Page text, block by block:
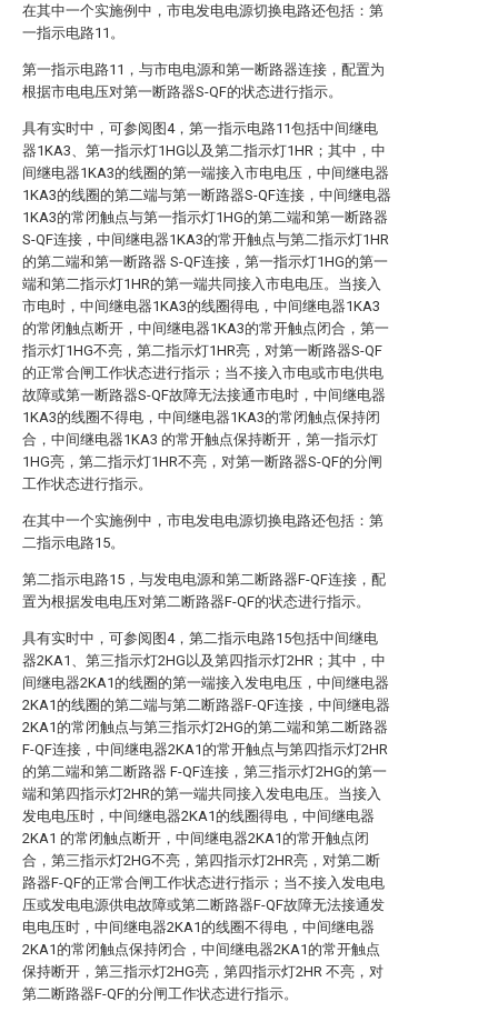
在其中一个实施例中，市电发电电源切换电路还包括：第
一指示电路11。
第一指示电路11，与市电电源和第一断路器连接，配置为
根据市电电压对第一断路器S-QF的状态进行指示。
具有实时中，可参阅图4，第一指示电路11包括中间继电
器1KA3、第一指示灯1HG以及第二指示灯1HR；其中，中
间继电器1KA3的线圈的第一端接入市电电压，中间继电器
1KA3的线圈的第二端与第一断路器S-QF连接，中间继电器
1KA3的常闭触点与第一指示灯1HG的第二端和第一断路器
S-QF连接，中间继电器1KA3的常开触点与第二指示灯1HR
的第二端和第一断路器 S-QF连接，第一指示灯1HG的第一
端和第二指示灯1HR的第一端共同接入市电电压。当接入
市电时，中间继电器1KA3的线圈得电，中间继电器1KA3
的常闭触点断开，中间继电器1KA3的常开触点闭合，第一
指示灯1HG不亮，第二指示灯1HR亮，对第一断路器S-QF
的正常合闸工作状态进行指示；当不接入市电或市电供电
故障或第一断路器S-QF故障无法接通市电时，中间继电器
1KA3的线圈不得电，中间继电器1KA3的常闭触点保持闭
合，中间继电器1KA3 的常开触点保持断开，第一指示灯
1HG亮，第二指示灯1HR不亮，对第一断路器S-QF的分闸
工作状态进行指示。
在其中一个实施例中，市电发电电源切换电路还包括：第
二指示电路15。
第二指示电路15，与发电电源和第二断路器F-QF连接，配
置为根据发电电压对第二断路器F-QF的状态进行指示。
具有实时中，可参阅图4，第二指示电路15包括中间继电
器2KA1、第三指示灯2HG以及第四指示灯2HR；其中，中
间继电器2KA1的线圈的第一端接入发电电压，中间继电器
2KA1的线圈的第二端与第二断路器F-QF连接，中间继电器
2KA1的常闭触点与第三指示灯2HG的第二端和第二断路器
F-QF连接，中间继电器2KA1的常开触点与第四指示灯2HR
的第二端和第二断路器 F-QF连接，第三指示灯2HG的第一
端和第四指示灯2HR的第一端共同接入发电电压。当接入
发电电压时，中间继电器2KA1的线圈得电，中间继电器
2KA1 的常闭触点断开，中间继电器2KA1的常开触点闭
合，第三指示灯2HG不亮，第四指示灯2HR亮，对第二断
路器F-QF的正常合闸工作状态进行指示；当不接入发电电
压或发电电源供电故障或第二断路器F-QF故障无法接通发
电电压时，中间继电器2KA1的线圈不得电，中间继电器
2KA1的常闭触点保持闭合，中间继电器2KA1的常开触点
保持断开，第三指示灯2HG亮，第四指示灯2HR 不亮，对
第二断路器F-QF的分闸工作状态进行指示。